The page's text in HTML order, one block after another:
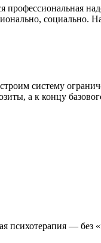
профессиональная
социально.
систему
а к концу
психотерапия —